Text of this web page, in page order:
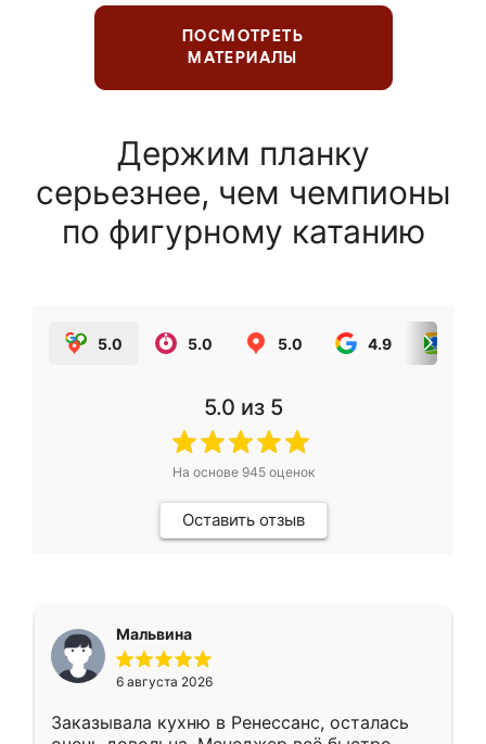
ПОСМОТРЕТЬ
МАТЕРИАЛЫ
Держим планку
серьезнее, чем чемпионы
по фигурному катанию
5.0 5.0 5.0 4.9
5.0 из 5
На основе 945оценок
Оставить отзыв
Мальвина
6 августа 2026
Заказывала кухню в Ренессанс, осталась